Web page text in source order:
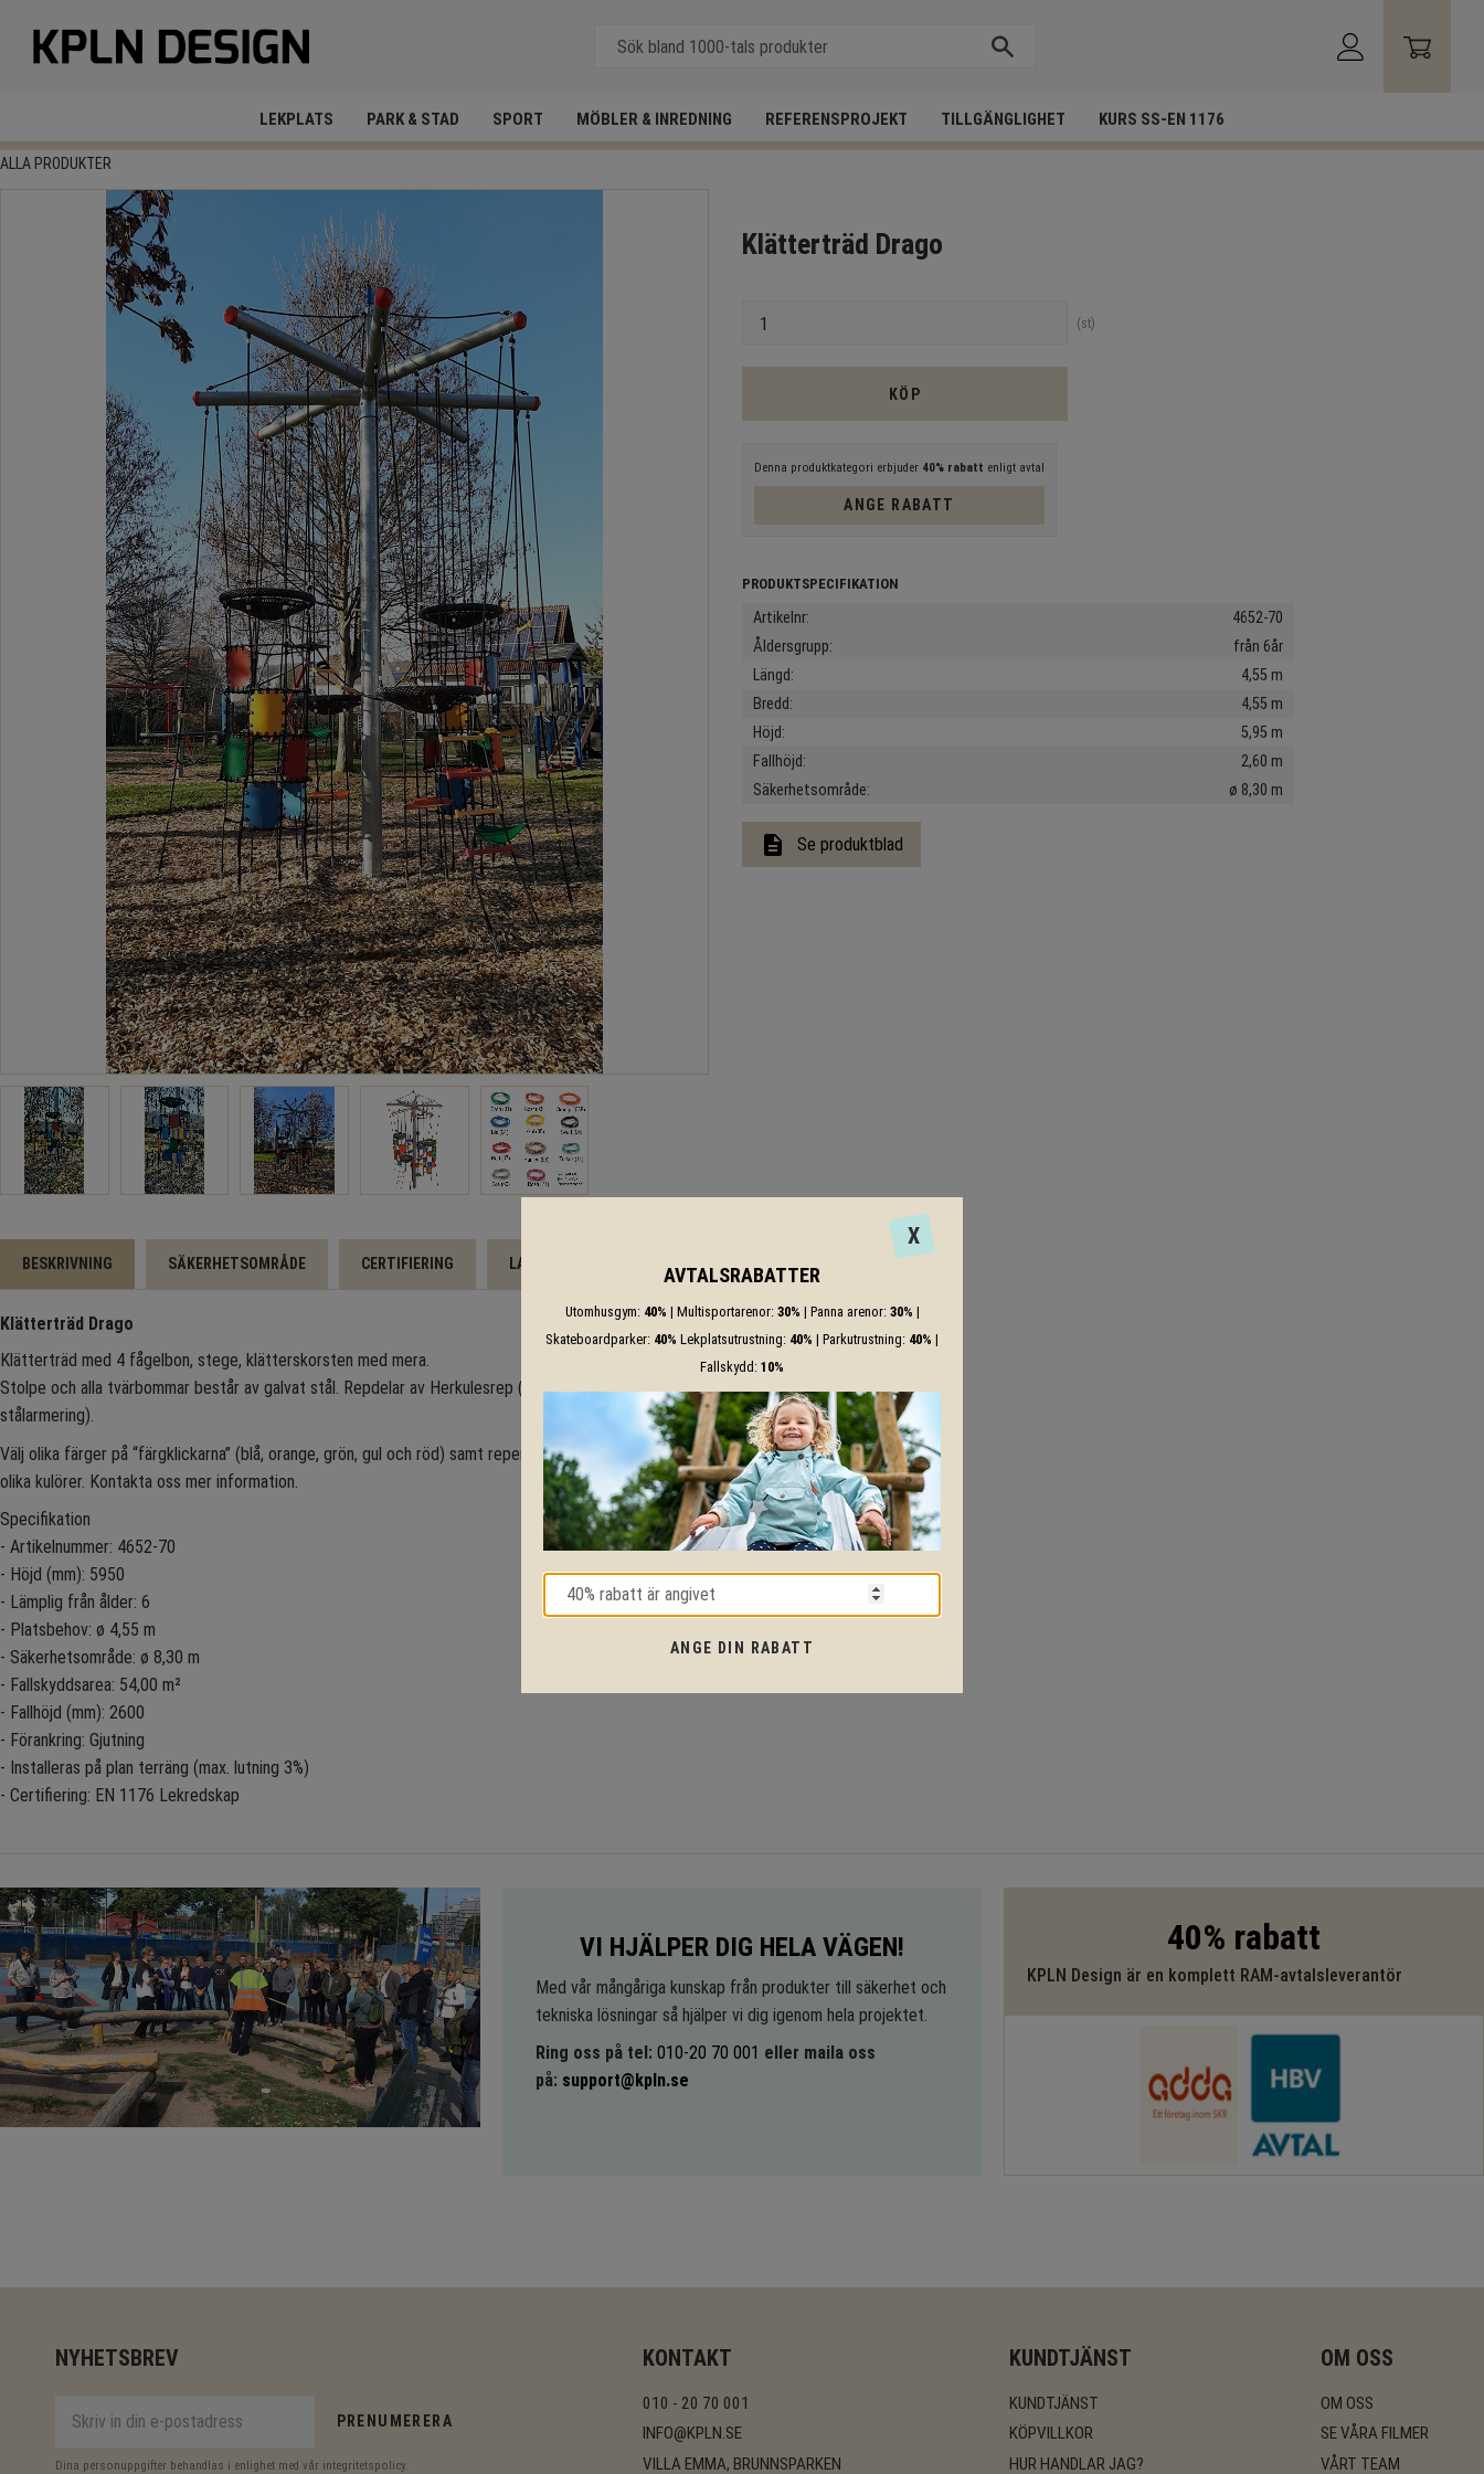
LEKPLATS PARK & STAD SPORT MÖBLER & INREDNING REFERENSPROJEKT TILLGÄNGLIGHET KURS SS-EN 1176
ALLA PRODUKTER
Klätterträd Drago
st
KÖP
Denna produktkategori erbjuder 40% rabatt enligt avtal
ANGE RABATT
Artikelnr
4652-70
Åldersgrupp
från 6år
Längd
4,55 m
Bredd
4,55 m
Höjd
5,95 m
Fallhöjd
2,60 m
Säkerhetsområde
ø 8,30 m
description Se produktblad
BESKRIVNING SÄKERHETSOMRÅDE CERTIFIERING LADDA NER
Klätterträd Drago
Klätterträd med 4 fågelbon, stege, klätterskorsten med mera.
Stolpe och alla tvärbommar består av galvat stål. Repdelar av Herkulesrep (ø 16 mm, 6 kardeler med
stålarmering).
Välj olika färger på “färgklickarna” (blå, orange, grön, gul och röd) samt repen som går att få i hela 11
olika kulörer. Kontakta oss mer information.
Specifikation
- Artikelnummer: 4652-70
- Höjd (mm): 5950
- Lämplig från ålder: 6
- Platsbehov: ø 4,55 m
- Säkerhetsområde: ø 8,30 m
- Fallskyddsarea: 54,00 m²
- Fallhöjd (mm): 2600
- Förankring: Gjutning
- Installeras på plan terräng (max. lutning 3%)
- Certifiering: EN 1176 Lekredskap
VI HJÄLPER DIG HELA VÄGEN!
Med vår mångåriga kunskap från produkter till säkerhet och
tekniska lösningar så hjälper vi dig igenom hela projektet.
Ring oss på tel: 010-20 70 001 eller maila oss
på: support@kpln.se
40% rabatt
KPLN Design är en komplett RAM-avtalsleverantör
NYHETSBREV
PRENUMERERA
Dina personuppgifter behandlas i enlighet med vår integritetspolicy.
KONTAKT
010 - 20 70 001
INFO@KPLN.SE
VILLA EMMA, BRUNNSPARKEN
KUNDTJÄNST
KUNDTJÄNST
KÖPVILLKOR
HUR HANDLAR JAG?
OM OSS
OM OSS
SE VÅRA FILMER
VÅRT TEAM
X
AVTALSRABATTER
Utomhusgym: 40% | Multisportarenor: 30% | Panna arenor: 30% |
Skateboardparker: 40% Lekplatsutrustning: 40% | Parkutrustning: 40% |
Fallskydd: 10%
ANGE DIN RABATT